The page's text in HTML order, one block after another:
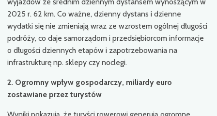
2025 r. 62 km. Co ważne, dzienny dystans i dzienne
wydatki się nie zmieniają wraz ze wzrostem ogólnej długości
podróży, co daje samorządom i przedsiębiorcom informacje
o długości dziennych etapów i zapotrzebowania na
infrastrukturę np. sklepy czy noclegi.
2. Ogromny wpływ gospodarczy, miliardy euro
zostawiane przez turystów